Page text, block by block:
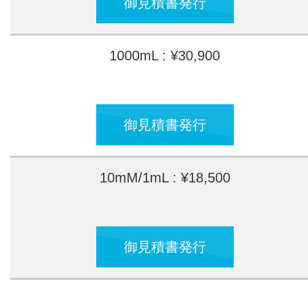
1000mL : ¥30,900
御見積書発行
10mM/1mL : ¥18,500
御見積書発行